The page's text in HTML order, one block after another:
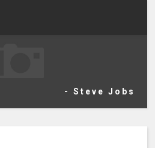
- Steve Jobs